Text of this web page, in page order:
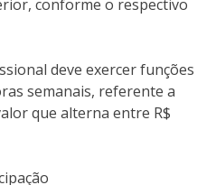
conforme o respectivo
deve exercer funções
semanais, referente a
que alterna entre R$